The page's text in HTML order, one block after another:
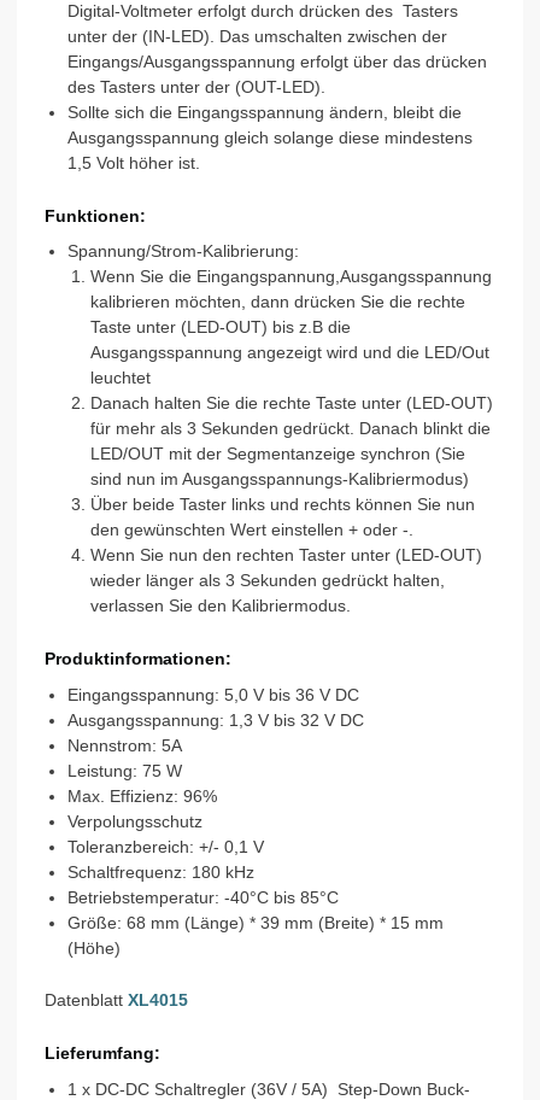
Digital-Voltmeter erfolgt durch drücken des Tasters
unter der (IN-LED). Das umschalten zwischen der
Eingangs/Ausgangsspannung erfolgt über das drücken
des Tasters unter der (OUT-LED).
Sollte sich die Eingangsspannung ändern, bleibt die
Ausgangsspannung gleich solange diese mindestens
1,5 Volt höher ist.
Funktionen:
Spannung/Strom-Kalibrierung:
Wenn Sie die Eingangspannung,Ausgangsspannung
kalibrieren möchten, dann drücken Sie die rechte
Taste unter (LED-OUT) bis z.B die
Ausgangsspannung angezeigt wird und die LED/Out
leuchtet
Danach halten Sie die rechte Taste unter (LED-OUT)
für mehr als 3 Sekunden gedrückt. Danach blinkt die
LED/OUT mit der Segmentanzeige synchron (Sie
sind nun im Ausgangsspannungs-Kalibriermodus)
Über beide Taster links und rechts können Sie nun
den gewünschten Wert einstellen + oder -.
Wenn Sie nun den rechten Taster unter (LED-OUT)
wieder länger als 3 Sekunden gedrückt halten,
verlassen Sie den Kalibriermodus.
Produktinformationen:
Eingangsspannung: 5,0 V bis 36 V DC
Ausgangsspannung: 1,3 V bis 32 V DC
Nennstrom: 5A
Leistung: 75 W
Max. Effizienz: 96%
Verpolungsschutz
Toleranzbereich: +/- 0,1 V
Schaltfrequenz: 180 kHz
Betriebstemperatur: -40°C bis 85°C
Größe: 68 mm (Länge) * 39 mm (Breite) * 15 mm
(Höhe)
Datenblatt XL4015
Lieferumfang:
1 x DC-DC Schaltregler (36V / 5A) Step-Down Buck-